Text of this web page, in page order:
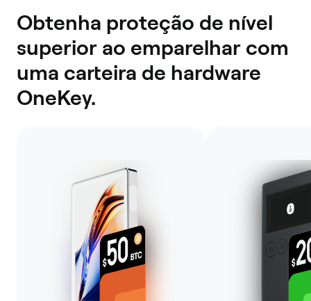
Obtenha proteção de nível
superior ao emparelhar com
uma carteira de hardware
OneKey.